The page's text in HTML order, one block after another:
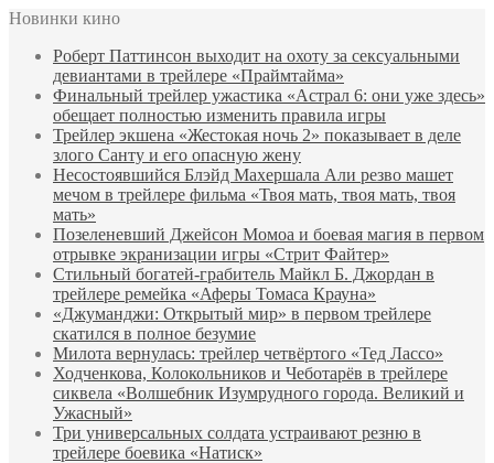
Новинки кино
Роберт Паттинсон выходит на охоту за сексуальными
девиантами в трейлере «Праймтайма»
Финальный трейлер ужастика «Астрал 6: они уже здесь»
обещает полностью изменить правила игры
Трейлер экшена «Жестокая ночь 2» показывает в деле
злого Санту и его опасную жену
Несостоявшийся Блэйд Махершала Али резво машет
мечом в трейлере фильма «Твоя мать, твоя мать, твоя
мать»
Позеленевший Джейсон Момоа и боевая магия в первом
отрывке экранизации игры «Стрит Файтер»
Стильный богатей-грабитель Майкл Б. Джордан в
трейлере ремейка «Аферы Томаса Крауна»
«Джуманджи: Открытый мир» в первом трейлере
скатился в полное безумие
Милота вернулась: трейлер четвёртого «Тед Лассо»
Ходченкова, Колокольников и Чеботарёв в трейлере
сиквела «Волшебник Изумрудного города. Великий и
Ужасный»
Три универсальных солдата устраивают резню в
трейлере боевика «Натиск»